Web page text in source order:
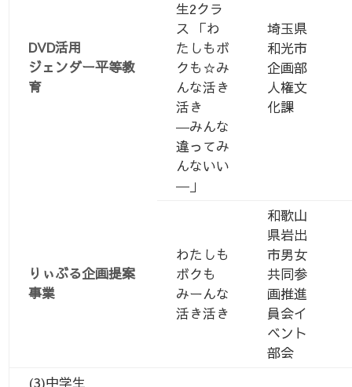
DVD活用
ジェンダー平等教
育
生2クラ
ス 「わ
たしもボ
クも☆み
んな活き
活き
―みんな
違ってみ
んないい
―」
埼玉県
和光市
企画部
人権文
化課
りぃぶる企画提案
事業
わたしも
ボクも
みーんな
活き活き
和歌山
県岩出
市男女
共同参
画推進
員会イ
ベント
部会
(3)中学生